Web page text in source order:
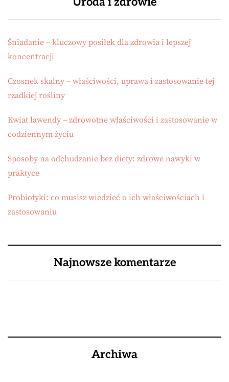
Śniadanie – kluczowy posiłek dla zdrowia i lepszej
koncentracji
Czosnek skalny – właściwości, uprawa i zastosowanie tej
rzadkiej rośliny
Kwiat lawendy – zdrowotne właściwości i zastosowanie w
codziennym życiu
Sposoby na odchudzanie bez diety: zdrowe nawyki w
praktyce
Probiotyki: co musisz wiedzieć o ich właściwościach i
zastosowaniu
Najnowsze komentarze
Archiwa